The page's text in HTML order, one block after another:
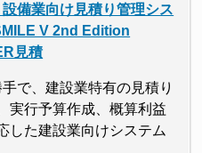
備業向け見積り管理シス
V 2nd Edition
見積
で、建設業特有の見積り
実行予算作成、概算利益
した建設業向けシステム